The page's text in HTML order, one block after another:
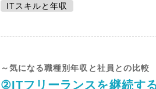
■ITフリーランスを継続するためにはITフリ
ITスキルと年収
～気になる職種別年収と社員との比較
②ITフリーランスを継続す